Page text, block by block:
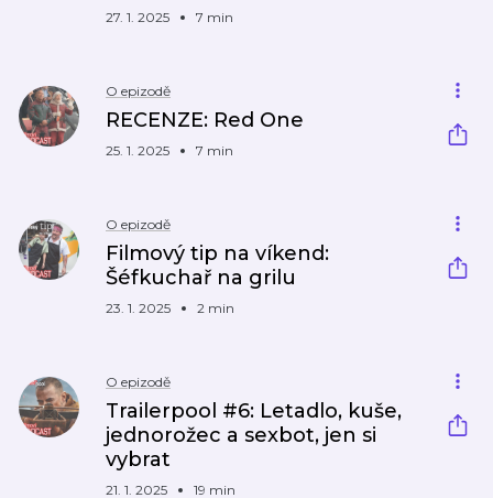
27. 1. 2025 7 min
O epizodě
RECENZE: Red One
25. 1. 2025 7 min
O epizodě
Filmový tip na víkend:
Šéfkuchař na grilu
23. 1. 2025 2 min
O epizodě
Trailerpool #6: Letadlo, kuše,
jednorožec a sexbot, jen si
vybrat
21. 1. 2025 19 min